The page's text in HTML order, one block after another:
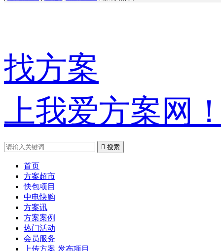
找方案
上我爱方案网
 搜索
首页
方案超市
快包项目
中电快购
方案讯
方案案例
热门活动
会员服务
上传方案 发布项目